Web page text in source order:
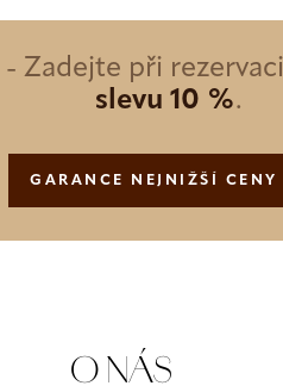
- Zadejte při rezervaci
slevu 10 %.
GARANCE NEJNIŽŠÍ CENY
O NÁS